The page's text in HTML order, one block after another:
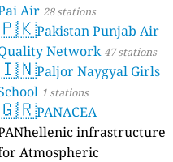
Air 28 stations
Pakistan Punjab Air
Network 47 stations
Paljor Naygyal Girls
1 stations
PANACEA
infrastructure
Atmospheric